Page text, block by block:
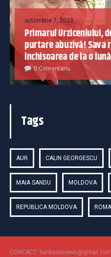
octombrie 7, 2023
Primarul Urziceniului,
purtare abuzivă! Sava
închisoarea de la o
0 Comentariu
Tags
AUR CALIN GEORGESCU
MAIA SANDU MOLDOVA
REPUBLICA MOLDOVA
CONTACT: barikadanews@gmail.com